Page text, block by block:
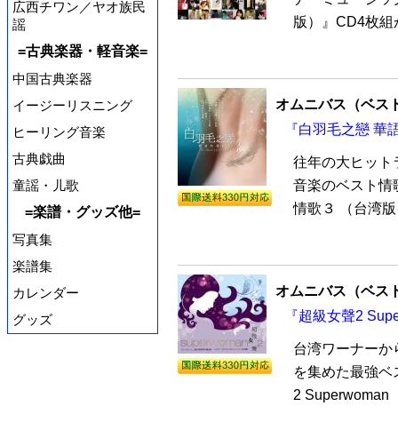
広西チワン／ヤオ族民
謡
=古典楽器・軽音楽=
中国古典楽器
イージーリスニング
ヒーリング音楽
古典戯曲
童謡・儿歌
=楽譜・グッズ他=
写真集
楽譜集
カレンダー
グッズ
版）』CD4枚組
オムニバス（ベス
『白羽毛之戀 華
往年の大ヒット
音楽のベスト情
情歌３ （台湾
オムニバス（ベス
『超級女聲2
台湾ワーナーか
を集めた最強
2 Superwoman